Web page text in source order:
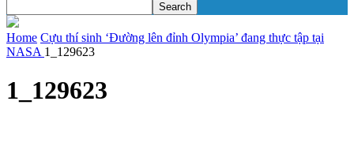
Home Cựu thí sinh ‘Đường lên đỉnh Olympia’ đang thực tập tại
NASA 1_129623
1_129623